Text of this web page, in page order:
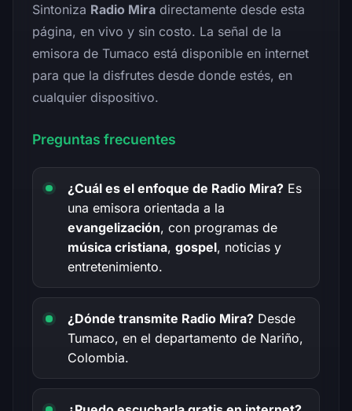
Sintoniza Radio Mira directamente desde esta
página, en vivo y sin costo. La señal de la
emisora de Tumaco está disponible en internet
para que la disfrutes desde donde estés, en
cualquier dispositivo.
Preguntas frecuentes
¿Cuál es el enfoque de Radio Mira? Es
una emisora orientada a la
evangelización, con programas de
música cristiana, gospel, noticias y
entretenimiento.
¿Dónde transmite Radio Mira? Desde
Tumaco, en el departamento de Nariño,
Colombia.